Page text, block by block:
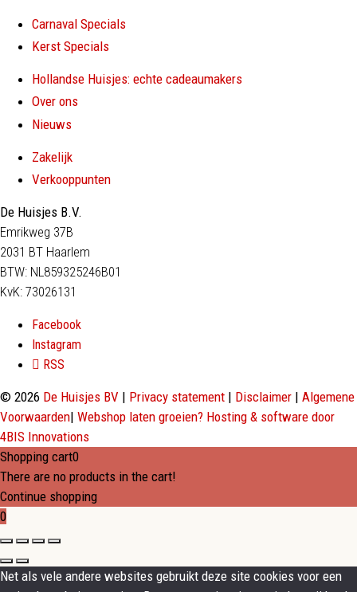
Carnaval Specials
Kerst Specials
Hollandse Huisjes: echte cadeaumakers
Over ons
Nieuws
Zakelijk
Verkooppunten
De Huisjes B.V.
Emrikweg 37B
2031 BT Haarlem
BTW: NL859325246B01
KvK: 73026131
Facebook
Instagram
RSS
© 2026 De Huisjes BV | Privacy statement | Disclaimer | Algemene
Voorwaarden| Webshop laten groeien? Hosting & software door
4BIS Innovations
Shopping cart0
There are no products in the cart!
Continue shopping
0
Net als vele andere websites gebruikt deze site cookies voor een